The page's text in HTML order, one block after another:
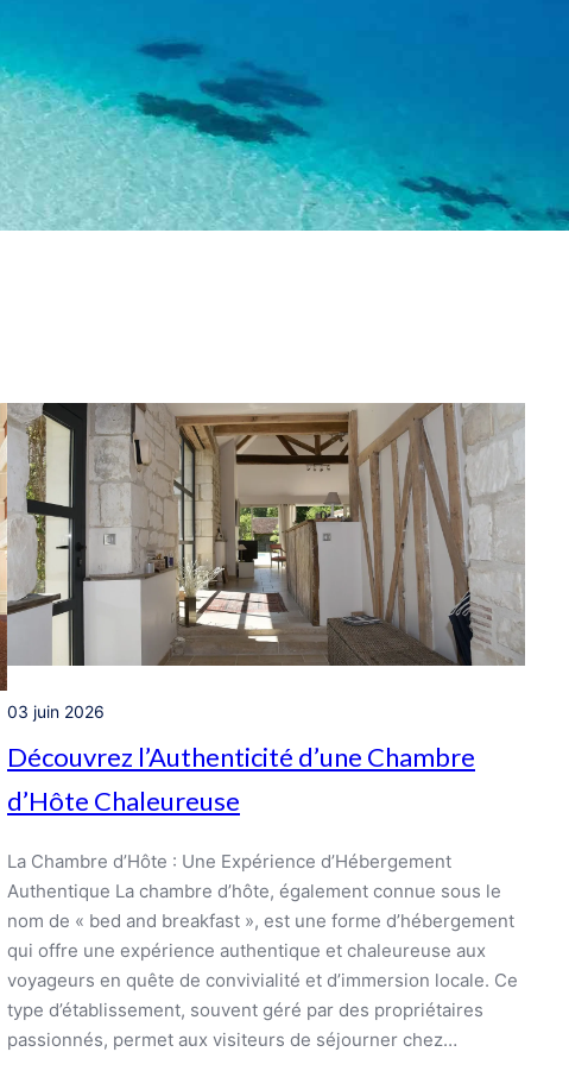
03 juin 2026
Découvrez l’Authenticité d’une Chambre
d’Hôte Chaleureuse
La Chambre d’Hôte : Une Expérience d’Hébergement
Authentique La chambre d’hôte, également connue sous le
nom de « bed and breakfast », est une forme d’hébergement
qui offre une expérience authentique et chaleureuse aux
voyageurs en quête de convivialité et d’immersion locale. Ce
type d’établissement, souvent géré par des propriétaires
passionnés, permet aux visiteurs de séjourner chez…